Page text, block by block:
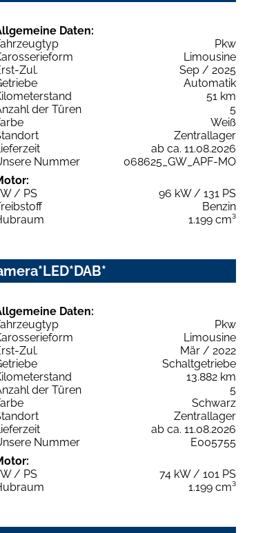
Daten:
Pkw
Limousine
Zul.
Sep / 2025
Automatik
51 km
der Türen
5
Weiß
Zentrallager
ab ca. 11.08.2026
Nummer
068625_GW_APF-MO
/ PS
96 kW / 131 PS
Benzin
1.199 cm³
Daten:
Pkw
Limousine
Zul.
Mär / 2022
Schaltgetriebe
13.882 km
der Türen
5
Schwarz
Zentrallager
ab ca. 11.08.2026
Nummer
E005755
/ PS
74 kW / 101 PS
1.199 cm³